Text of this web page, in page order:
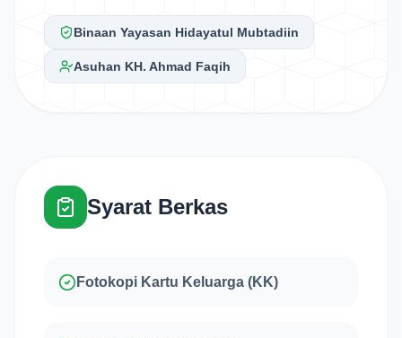
Binaan Yayasan Hidayatul Mubtadiin
Asuhan KH. Ahmad Faqih
Syarat Berkas
Fotokopi Kartu Keluarga (KK)